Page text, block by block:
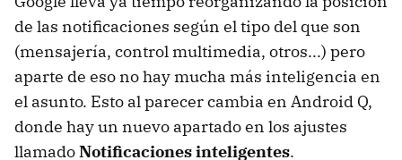
de las notificaciones según el tipo del que son
(mensajería, control multimedia, otros...) pero
aparte de eso no hay mucha más inteligencia en
el asunto. Esto al parecer cambia en Android Q,
donde hay un nuevo apartado en los ajustes
llamadoNotificaciones inteligentes.